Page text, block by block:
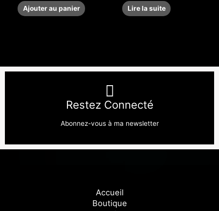
Ajouter au panier Lire la suite
Restez Connecté
Abonnez-vous à ma newsletter
Accueil
Boutique